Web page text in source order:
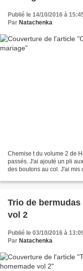
Publié le 14/10/2016 à
Par Natachenka
Chemise t du volume 2 de
passés. J'ai ajouté un pli
des boutons au col. J'ai mis
Trio de
vol 2
Publié le 03/10/2016 à
Par Natachenka